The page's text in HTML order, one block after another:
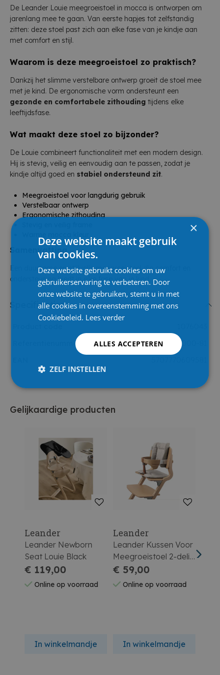
De Leander Louie meegroeistoel in mocca is ontworpen om
jarenlang mee te gaan. Van eerste hapjes tot zelfstandig
zitten: deze stoel past zich aan elke fase van je kindje aan
met comfort en stijl.
Waarom is deze meegroeistoel zo praktisch?
Dankzij het slimme verstelbare ontwerp groeit de stoel mee
met je kind. De ergonomische vorm ondersteunt een
gezonde en comfortabele zithouding tijdens elke
leeftijdsfase.
Wat maakt deze stoel zo bijzonder?
De Louie combineert functionaliteit met een modern design.
Hij is stevig, veilig en eenvoudig aan te passen, zodat je
kindje altijd goed en stabiel ondersteund zit.
Meegroeistoel voor langdurig gebruik
Verstelbaar ontwerp
Ergonomische zithouding
Samenvatting
Een duurzame en stijlvolle meegroeistoel die comfort en
ondersteuning biedt in elke fase van je kind.
Specificaties
Referentienummer leverancier
301000-81
Gelijkaardige producten
Leander
Leander Newborn
Seat Louie Black
€ 119,00
Online op voorraad
In winkelmandje
Leander
Leander Kussen Voor
Meegroeistoel 2-delig
Cappuccino
€ 59,00
Online op voorraad
In winkelmandje
×
Deze website maakt gebruik
van cookies.
Deze website gebruikt cookies om uw
gebruikerservaring te verbeteren. Door
onze website te gebruiken, stemt u in met
alle cookies in overeenstemming met ons
Cookiebeleid. Lees verder
ALLES ACCEPTEREN
ZELF INSTELLEN